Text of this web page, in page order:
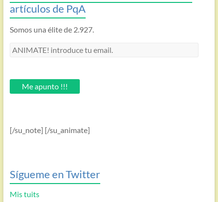
artículos de PqA
Somos una élite de 2.927.
ANIMATE!
email.Me apunto !!!
[/su_note] [/su_animate]
Sígueme en Twitter
Mis tuits